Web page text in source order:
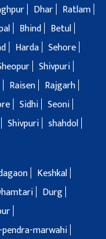
Dhar
Ratlam
Bhind
Betul
Harda Sehore
Shivpuri
Raisen
Rajgarh
Sidhi Seoni
Shivpuri shahdol
Keshkal
Durg
marwahi